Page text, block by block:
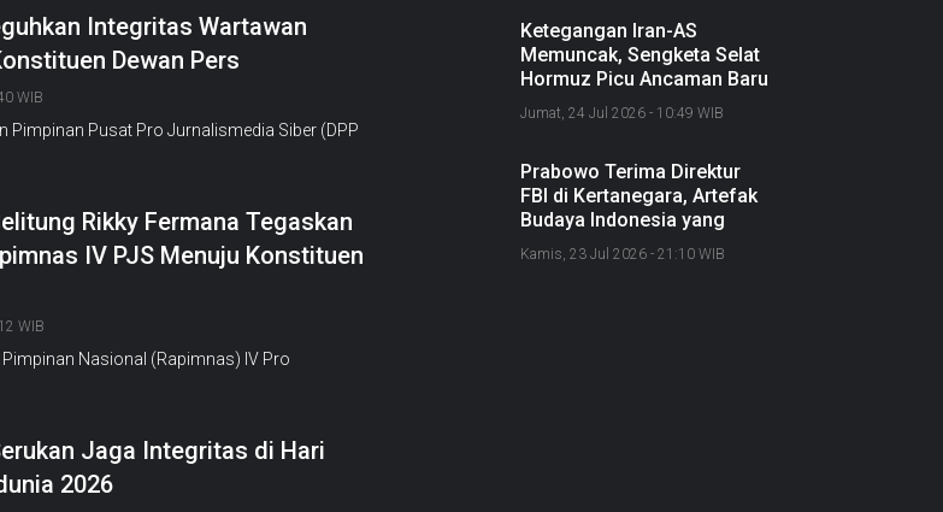
Integritas Wartawan
Dewan Pers
WIB
Pimpinan Pusat Pro Jurnalismedia Siber (DPP
Rikky Fermana Tegaskan
IV PJS Menuju Konstituen
WIB
Nasional (Rapimnas) IV Pro
Jaga Integritas di Hari
2026
Ketegangan Iran-AS
Memuncak, Sengketa Selat
Hormuz Picu Ancaman Baru
soal Jalur Minyak Dunia
Jumat, 24 Jul 2026 - 10:49 WIB
Prabowo Terima Direktur
FBI di Kertanegara, Artefak
Budaya Indonesia yang
Diselundupkan Dipulangkan
Kamis, 23 Jul 2026 - 21:10 WIB